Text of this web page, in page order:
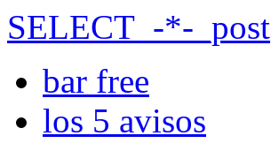
SELECT_-*-_post
bar free
los 5 avisos